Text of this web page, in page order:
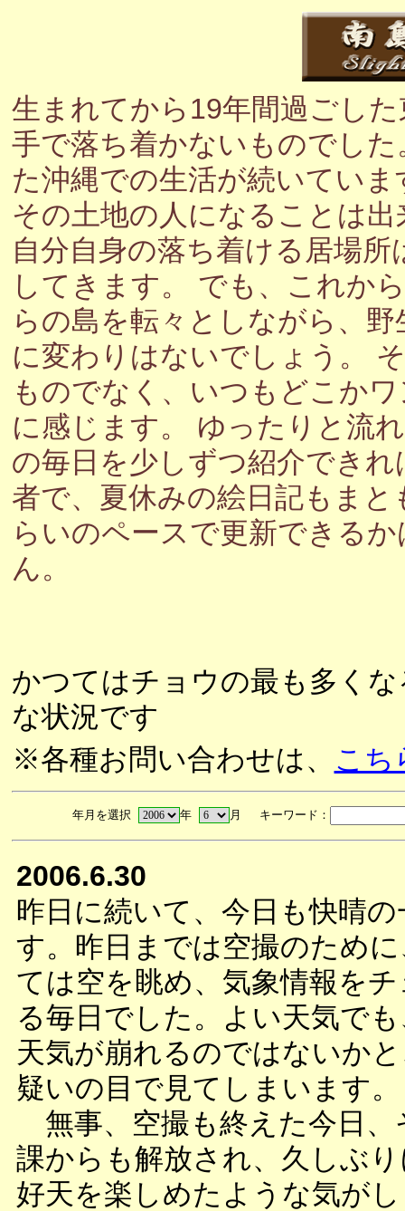
生まれてから19年間過ごし
手で落ち着かないものでし
た沖縄での生活が続いてい
その土地の人になることは
自分自身の落ち着ける居場
してきます。 でも、これか
らの島を転々としながら、
に変わりはないでしょう。
ものでなく、いつもどこか
に感じます。 ゆったりと流
の毎日を少しずつ紹介でき
者で、夏休みの絵日記もま
らいのペースで更新できる
ん。
かつてはチョウの最も多く
な状況です
※各種お問い合わせは、 こち
年月を選択 年 月 キーワード：
2006.6.30
昨日に続いて、今日も快晴の
す。昨日までは空撮のため
ては空を眺め、気象情報を
る毎日でした。よい天気で
天気が崩れるのではないか
疑いの目で見てしまいます。
無事、空撮も終えた今日、
課からも解放され、久しぶ
好天を楽しめたような気が